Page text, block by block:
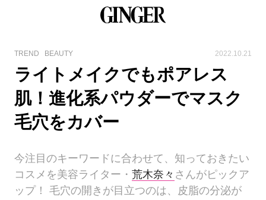
TREND BEAUTY 2022.10.21
ライトメイクでもポアレス
肌！進化系パウダーでマスク
毛穴をカバー
今注目のキーワードに合わせて、知っておきたい
コスメを美容ライター・荒木奈々 さんがピックア
ップ！ 毛穴の開きが目立つのは、皮脂の分泌が